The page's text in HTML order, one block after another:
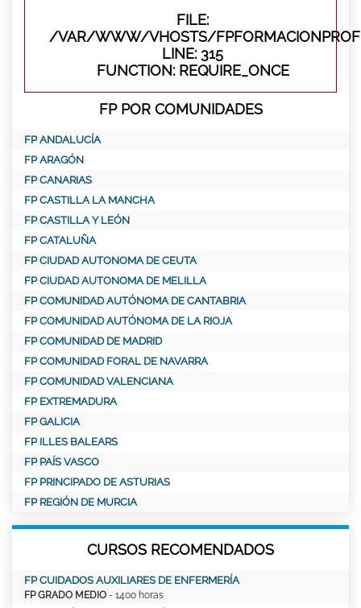
FILE:
/VAR/WWW/VHOSTS/
LINE: 315
FUNCTION: REQUIRE_ONCE
FP POR COMUNIDADES
FP ANDALUCÍA
FP ARAGÓN
FP CANARIAS
FP CASTILLA LA MANCHA
FP CASTILLA Y LEÓN
FP CATALUÑA
FP CIUDAD AUTONOMA DE CEUTA
FP CIUDAD AUTONOMA DE MELILLA
FP COMUNIDAD AUTÓNOMA DE CANTABRIA
FP COMUNIDAD AUTÓNOMA DE LA RIOJA
FP COMUNIDAD DE MADRID
FP COMUNIDAD FORAL DE NAVARRA
FP COMUNIDAD VALENCIANA
FP EXTREMADURA
FP GALICIA
FP ILLES BALEARS
FP PAÍS VASCO
FP PRINCIPADO DE ASTURIAS
FP REGIÓN DE MURCIA
CURSOS RECOMENDADOS
FP CUIDADOS AUXILIARES DE ENFERMERÍA
FP GRADO MEDIO - 1400 horas